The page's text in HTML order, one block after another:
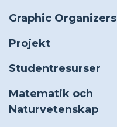
Graphic Organizers
Projekt
Studentresurser
Matematik och
Naturvetenskap